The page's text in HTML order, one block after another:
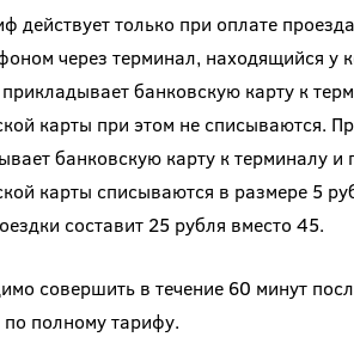
действует только при оплате
через терминал, находящийся у
банковскую карту к
карты при этом не списываются.
банковскую карту к терминалу и
карты списываются в размере 5
составит 25 рубля вместо 45.
совершить в течение 60 минут
по полному тарифу.